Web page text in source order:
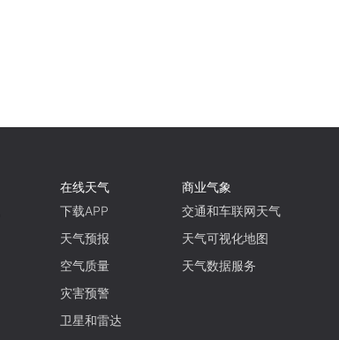
在线天气
下载APP
天气预报
空气质量
灾害预警
卫星和雷达
商业气象
交通和车联网天气
天气可视化地图
天气数据服务